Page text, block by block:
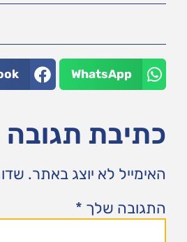
WhatsApp
כתיבת תגובה
האימייל לא יוצג באתר.
התגובה שלך *